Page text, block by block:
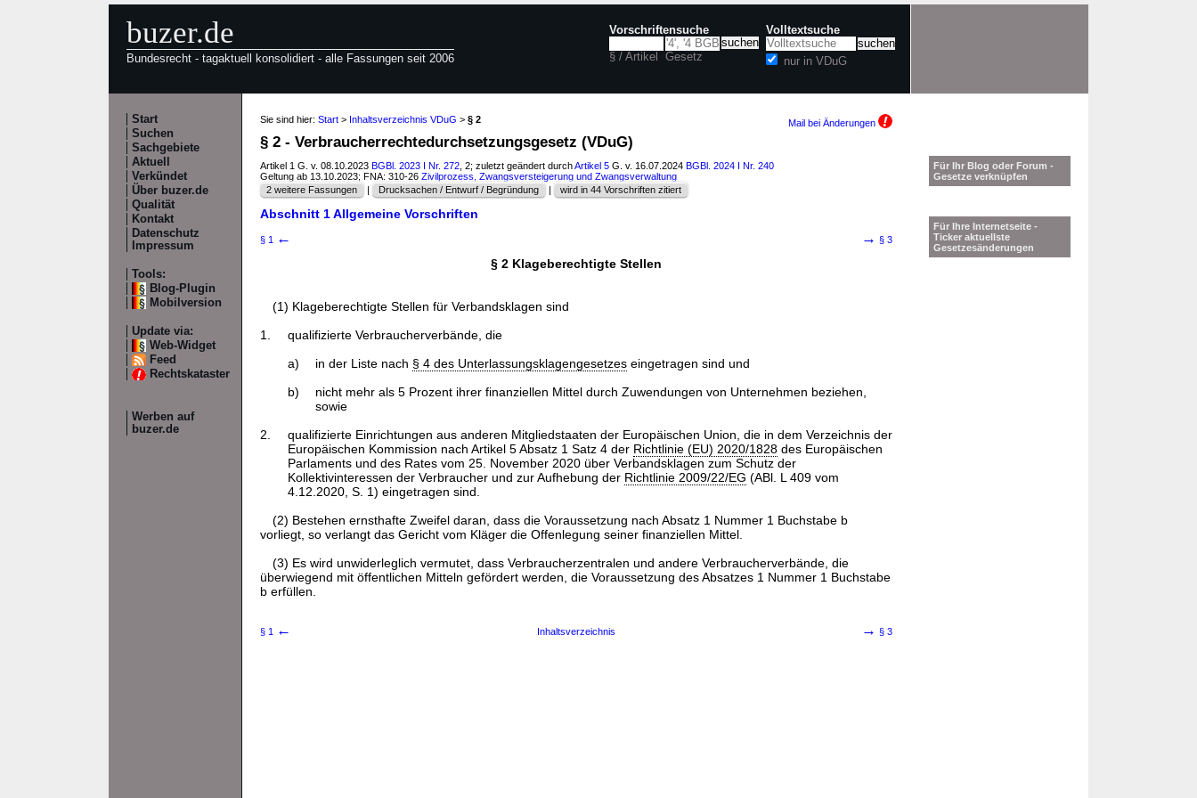
buzer.de
Bundesrecht - tagaktuell konsolidiert - alle Fassungen seit 2006
Vorschriftensuche
§ / Artikel Gesetz
Volltextsuche
nur in VDuG
Start
Suchen
Sachgebiete
Aktuell
Verkündet
Über buzer.de
Qualität
Kontakt
Datenschutz
Impressum
Tools:
Blog-Plugin
Mobilversion
Update via:
Web-Widget
Feed
Rechtskataster
Werben auf
buzer.de
Sie sind hier: Start > Inhaltsverzeichnis VDuG > § 2 Mail bei Änderungen
§ 2 - Verbraucherrechtedurchsetzungsgesetz (VDuG)
Artikel 1 G. v. 08.10.2023 BGBl. 2023 I Nr. 272 , 2; zuletzt geändert durchArtikel 5 G. v. 16.07.2024 BGBl. 2024 I Nr. 240
Geltung ab 13.10.2023; FNA: 310-26 Zivilprozess, Zwangsversteigerung und Zwangsverwaltung
2 weitere Fassungen
| Drucksachen / Entwurf / Begründung | wird in 44 Vorschriften zitiert
Abschnitt 1 Allgemeine Vorschriften
§ 1 ← → § 3
§ 2 Klageberechtigte Stellen
(1) Klageberechtigte Stellen für Verbandsklagen sind
1.
qualifizierte Verbraucherverbände, die
a)
in der Liste nach § 4 des Unterlassungsklagengesetzeseingetragen sind und
b)
nicht mehr als 5 Prozent ihrer finanziellen Mittel durch Zuwendungen von Unternehmen beziehen,
sowie
2.
qualifizierte Einrichtungen aus anderen Mitgliedstaaten der Europäischen Union, die in dem Verzeichnis der
Europäischen Kommission nach Artikel 5 Absatz 1 Satz 4 der Richtlinie (EU) 2020/1828des Europäischen
Parlaments und des Rates vom 25. November 2020 über Verbandsklagen zum Schutz der
Kollektivinteressen der Verbraucher und zur Aufhebung der Richtlinie 2009/22/EG (ABl. L 409 vom
4.12.2020, S. 1) eingetragen sind.
(2) Bestehen ernsthafte Zweifel daran, dass die Voraussetzung nach Absatz 1 Nummer 1 Buchstabe b
vorliegt, so verlangt das Gericht vom Kläger die Offenlegung seiner finanziellen Mittel.
(3) Es wird unwiderleglich vermutet, dass Verbraucherzentralen und andere Verbraucherverbände, die
überwiegend mit öffentlichen Mitteln gefördert werden, die Voraussetzung des Absatzes 1 Nummer 1 Buchstabe
b erfüllen.
§ 1 ← Inhaltsverzeichnis → § 3
Für Ihr Blog oder Forum -
Gesetze verknüpfen
Für Ihre Internetseite -
Ticker aktuellste
Gesetzesänderungen